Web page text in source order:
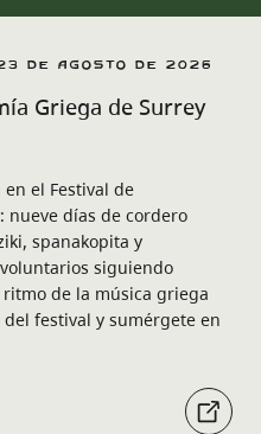
de agosto de 2026
Griega de Surrey
el Festival de
nueve días de cordero
spanakopita y
siguiendo
de la música griega
festival y sumérgete en